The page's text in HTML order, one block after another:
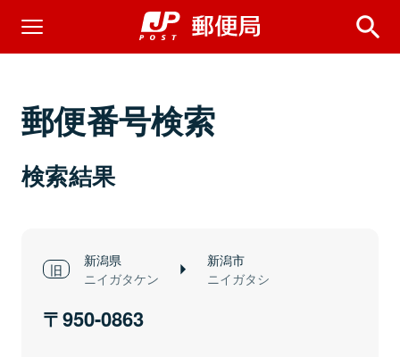
郵便番号検索
検索結果
新潟県
ニイガタケン
新潟市
ニイガタシ
950-0863